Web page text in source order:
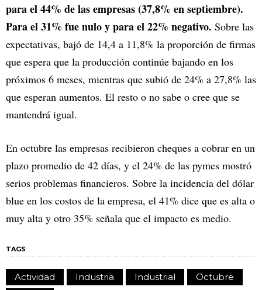
para el 44% de las empresas (37,8% en septiembre).
Para el 31% fue nulo y para el 22% negativo. Sobre las
expectativas, bajó de 14,4 a 11,8% la proporción de firmas
que espera que la producción continúe bajando en los
próximos 6 meses, mientras que subió de 24% a 27,8% las
que esperan aumentos. El resto o no sabe o cree que se
mantendrá igual.
En octubre las empresas recibieron cheques a cobrar en un
plazo promedio de 42 días, y el 24% de las pymes mostró
serios problemas financieros. Sobre la incidencia del dólar
blue en los costos de la empresa, el 41% dice que es alta o
muy alta y otro 35% señala que el impacto es medio.
TAGS
Actividad Industria Industrial
Octubre